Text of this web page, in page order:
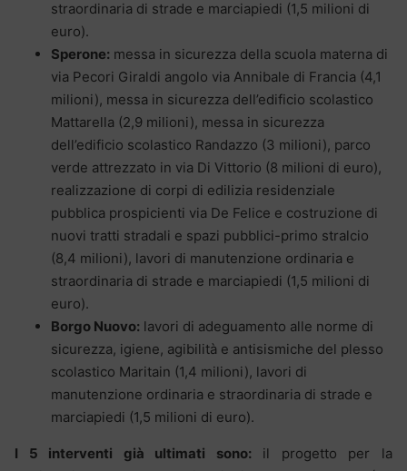
straordinaria di strade e marciapiedi (1,5 milioni di
euro).
Sperone: messa in sicurezza della scuola materna di
via Pecori Giraldi angolo via Annibale di Francia (4,1
milioni), messa in sicurezza dell’edificio scolastico
Mattarella (2,9 milioni), messa in sicurezza
dell’edificio scolastico Randazzo (3 milioni), parco
verde attrezzato in via Di Vittorio (8 milioni di euro),
realizzazione di corpi di edilizia residenziale
pubblica prospicienti via De Felice e costruzione di
nuovi tratti stradali e spazi pubblici-primo stralcio
(8,4 milioni), lavori di manutenzione ordinaria e
straordinaria di strade e marciapiedi (1,5 milioni di
euro).
Borgo Nuovo: lavori di adeguamento alle norme di
sicurezza, igiene, agibilità e antisismiche del plesso
scolastico Maritain (1,4 milioni), lavori di
manutenzione ordinaria e straordinaria di strade e
marciapiedi (1,5 milioni di euro).
I 5 interventi già ultimati sono: il progetto per la